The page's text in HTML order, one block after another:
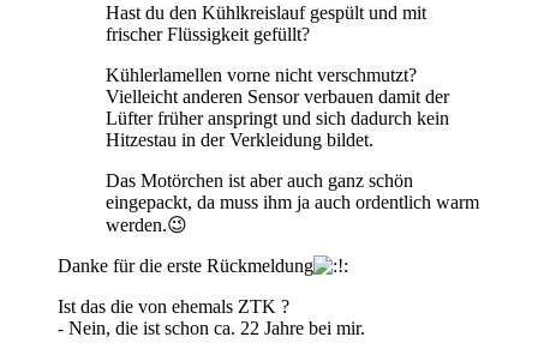
Hast du den Kühlkreislauf gespült und mit
frischer Flüssigkeit gefüllt?
Kühlerlamellen vorne nicht verschmutzt?
Vielleicht anderen Sensor verbauen damit der
Lüfter früher anspringt und sich dadurch kein
Hitzestau in der Verkleidung bildet.
Das Motörchen ist aber auch ganz schön
eingepackt, da muss ihm ja auch ordentlich warm
werden.😉
Danke für die erste Rückmeldung
Ist das die von ehemals ZTK ?
- Nein, die ist schon ca. 22 Jahre bei mir.